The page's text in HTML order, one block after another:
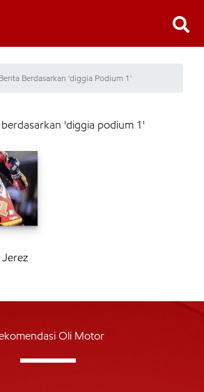
Berdasarkan 'diggia Podium 1'
'diggia podium 1'
Oli Motor